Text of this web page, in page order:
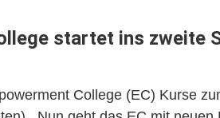
startet ins zweite
College (EC) Kurse